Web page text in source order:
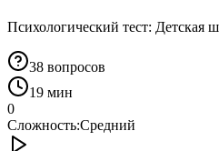
Психологический тест: Детская
38 вопросов
19 мин
0
Сложность:Средний